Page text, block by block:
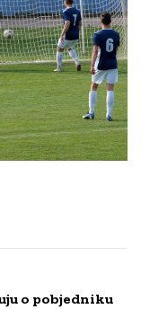
o pobjedniku